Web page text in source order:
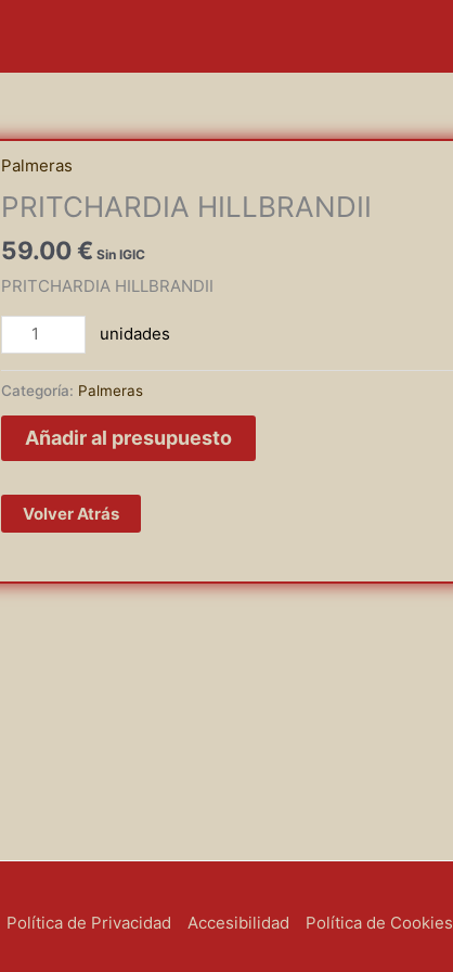
Palmeras
PRITCHARDIA HILLBRANDII
59.00€
PRITCHARDIA HILLBRANDII
PRITCHARDIA
HILLBRANDII
Categoría: Palmeras
Añadir al presupuesto
Volver Atrás
Política de Privacidad Accesibilidad Política de Cookies